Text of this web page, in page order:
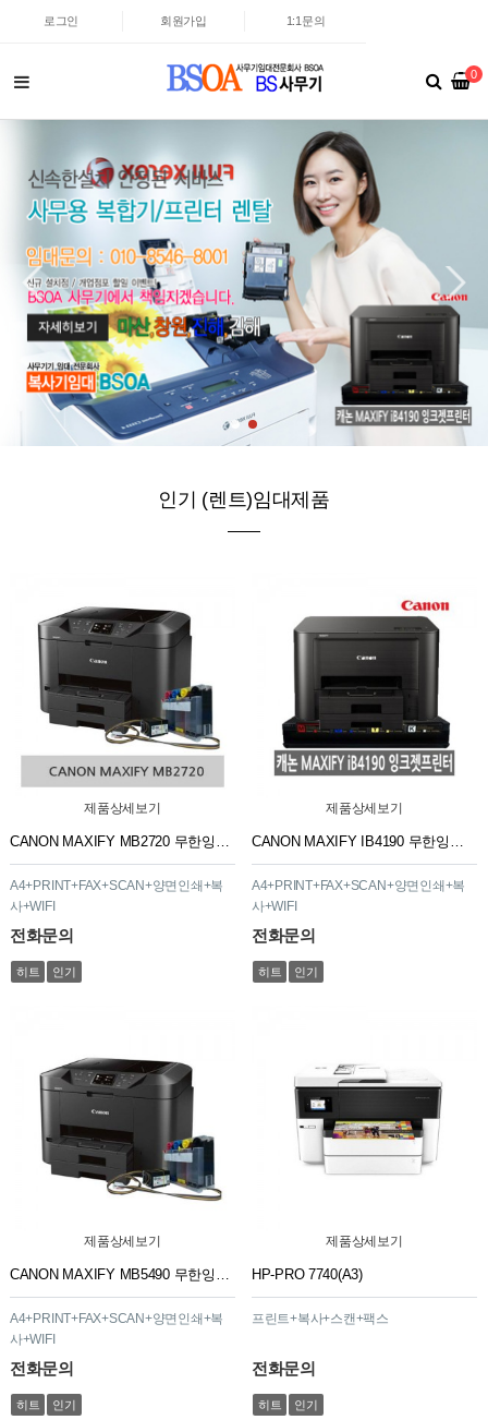
로그인 회원가입 1:1문의
0
인기 (렌트)임대제품
제품상세보기
A4+PRINT+FAX+SCAN+양면인쇄+복
사+WIFI
전화문의
히트 인기
제품상세보기
A4+PRINT+FAX+SCAN+양면인쇄+복
사+WIFI
전화문의
히트 인기
제품상세보기
A4+PRINT+FAX+SCAN+양면인쇄+복
사+WIFI
전화문의
히트 인기
제품상세보기
HP-PRO 7740(A3)
프린트+복사+스캔+팩스
전화문의
히트 인기